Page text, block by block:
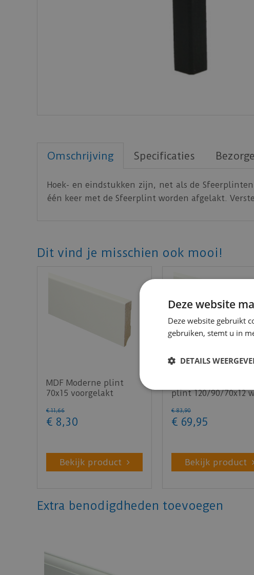
Omschrijving Specificaties
Hoek- en eindstukken zijn, net als de
één keer met de Sfeerplint worden afgelakt.
Dit vind je misschien ook mooi!
MDF Moderne plint
70x15 voorgelakt
€ 11,66
€ 8,30
Bekijk product
plint 120/90/70x12
€ 83,90
€ 69,95
Bekijk product
Extra benodigdheden toevoegen
Deze website
Deze website gebruikt
gebruiken, stemt u in
DETAILS